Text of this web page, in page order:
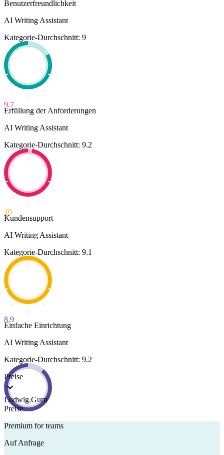
Benutzerfreundlichkeit
AI Writing Assistant
Kategorie-Durchschnitt: 9
9.7
Erfüllung der Anforderungen
AI Writing Assistant
Kategorie-Durchschnitt: 9.2
10
Kundensupport
AI Writing Assistant
Kategorie-Durchschnitt: 9.1
8.9
Einfache Einrichtung
AI Writing Assistant
Kategorie-Durchschnitt: 9.2
Preise
Ludwig.Guru
Preise
Premium for teams
Auf Anfrage